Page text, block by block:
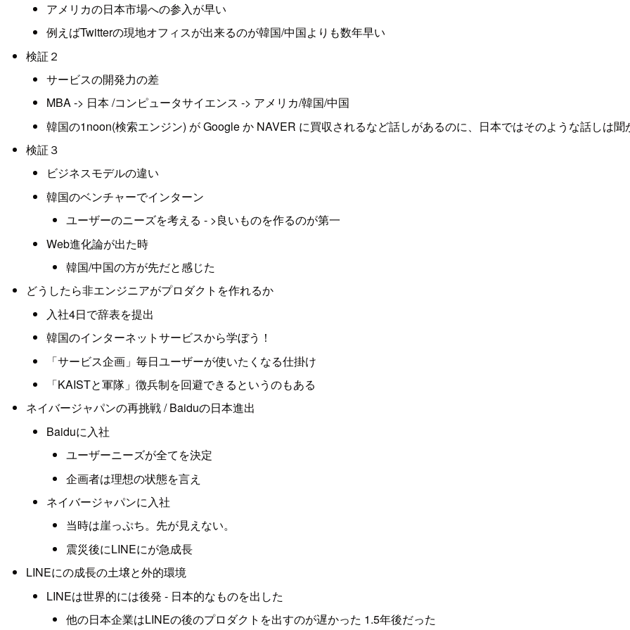
アメリカの日本市場への参入が早い
例えばTwitterの現地オフィスが出来るのが韓国/中国よりも数年早い
検証２
サービスの開発力の差
MBA -> 日本 /コンピュータサイエンス -> アメリカ/韓国/中国
韓国の1noon(検索エンジン) が Google か NAVER に買収されるなど話しがあるのに、日本ではそのような話しは聞
検証３
ビジネスモデルの違い
韓国のベンチャーでインターン
ユーザーのニーズを考える - >良いものを作るのが第一
Web進化論が出た時
韓国/中国の方が先だと感じた
どうしたら非エンジニアがプロダクトを作れるか
入社4日で辞表を提出
韓国のインターネットサービスから学ぼう！
「サービス企画」毎日ユーザーが使いたくなる仕掛け
「KAISTと軍隊」徴兵制を回避できるというのもある
ネイバージャパンの再挑戦 / Baiduの日本進出
Baiduに入社
ユーザーニーズが全てを決定
企画者は理想の状態を言え
ネイバージャパンに入社
当時は崖っぷち。先が見えない。
震災後にLINEにが急成長
LINEにの成長の土壌と外的環境
LINEは世界的には後発 - 日本的なものを出した
他の日本企業はLINEの後のプロダクトを出すのが遅かった 1.5年後だった